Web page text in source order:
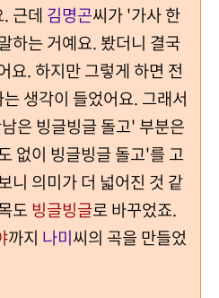
근데 김명곤씨가 '가사 한
하는 거예요. 봤더니 결국
요. 하지만 그렇게 하면 전
생각이 들었어요. 그래서
은 빙글빙글 돌고' 부분은
없이 빙글빙글 돌고'를 고
니 의미가 더 넓어진 것 같
도빙글빙글로 바꾸었죠.
까지 나미씨의 곡을 만들었